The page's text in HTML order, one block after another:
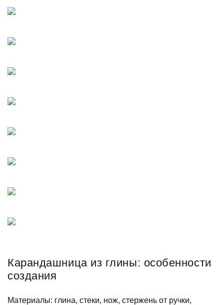
Карандашница из глины: особенности
создания
Материалы: глина, стеки, нож, стержень от ручки,